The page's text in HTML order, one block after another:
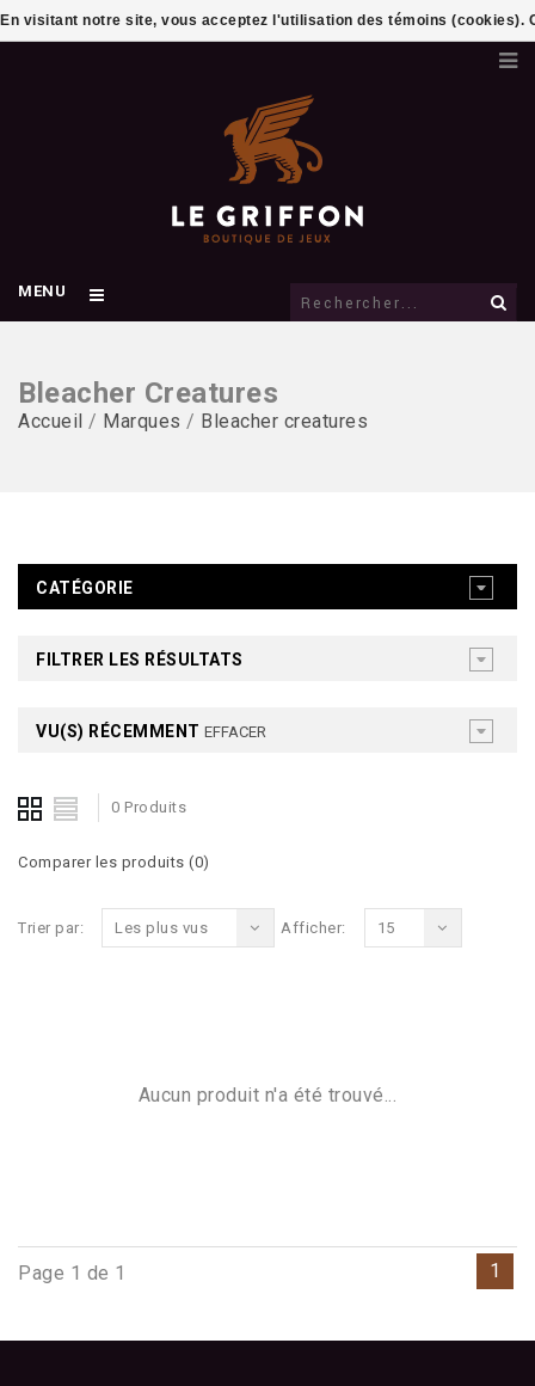
MENU
Bleacher Creatures
Accueil / Marques / Bleacher creatures
CATÉGORIE
FILTRER LES RÉSULTATS
VU(S) RÉCEMMENT EFFACER
0 Produits
Comparer les produits (0)
Trier par: Les plus vus Afficher: 15
Aucun produit n'a été trouvé...
Page 1 de 1 1
En visitant notre site, vous acceptez l'utilisation des témoins